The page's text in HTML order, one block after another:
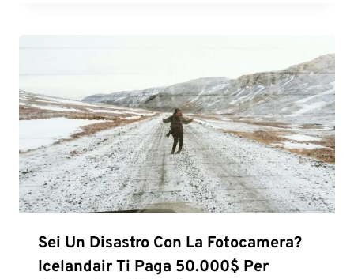
Sei Un Disastro Con La Fotocamera?
Icelandair Ti Paga 50.000$ Per